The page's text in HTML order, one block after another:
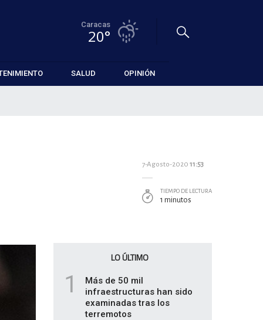
Caracas
20°
SALUD OPINIÓN
7-Agosto-2020 11:53
TIEMPO DE LECTURA
1 minutos
LO ÚLTIMO
1
Más de 50 mil
infraestructuras han sido
examinadas tras los
terremotos